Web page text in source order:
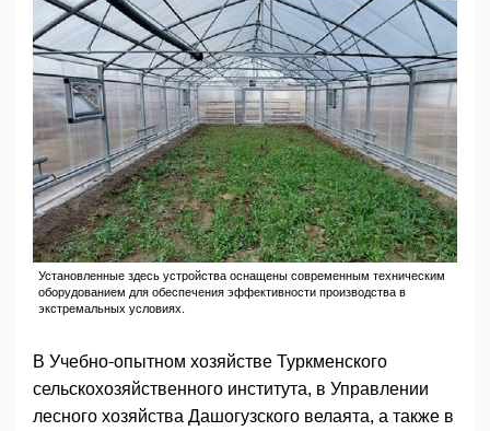
Установленные здесь устройства оснащены современным техническим
оборудованием для обеспечения эффективности производства в
экстремальных условиях.
В Учебно-опытном хозяйстве Туркменского
сельскохозяйственного института, в Управлении
лесного хозяйства Дашогузского велаята, а также в